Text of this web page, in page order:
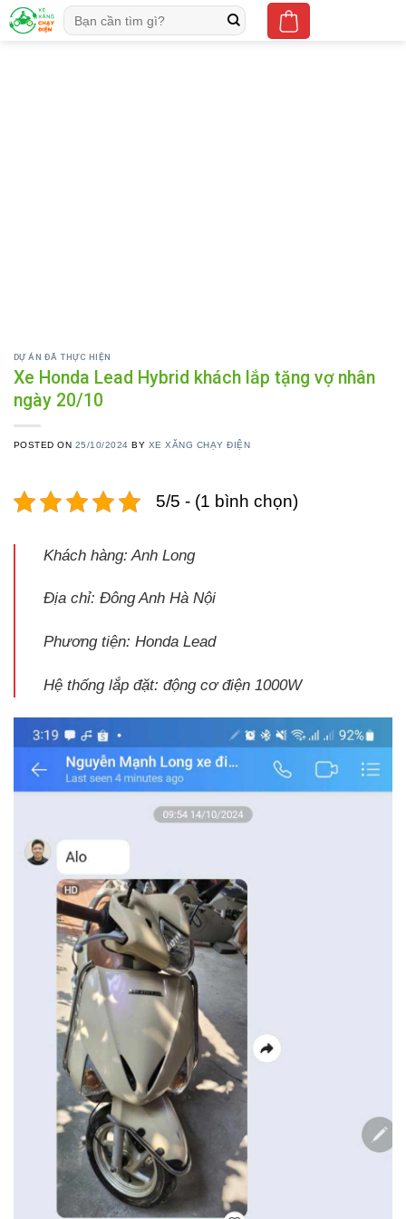
Skip
to
Tìm
kiếm:
DỰ ÁN ĐÃ THỰC HIỆN
Xe Honda Lead Hybrid khách lắp tặng vợ nhân
ngày 20/10
POSTED ON 25/10/2024 BY XE XĂNG CHẠY ĐIỆN
5/5 - (1 bình chọn)
Khách hàng: Anh Long
Địa chỉ: Đông Anh Hà Nội
Phương tiện: Honda Lead
Hệ thống lắp đặt: động cơ điện 1000W